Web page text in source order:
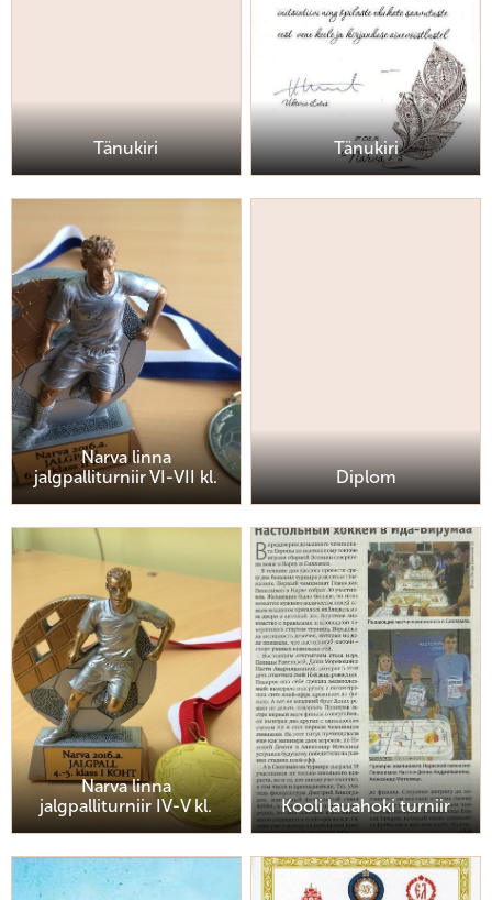
Tänukiri Tänukiri
Narva linna
jalgpalliturniir VI-VII kl.
Diplom
Narva linna
jalgpalliturniir IV-V kl.
Kooli lauahoki turniir